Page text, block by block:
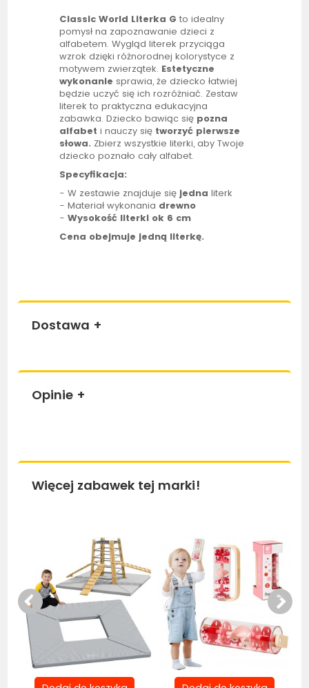
Classic World Literka G to idealny
pomysł na zapoznawanie dzieci z
alfabetem. Wygląd literek przyciąga
wzrok dzięki różnorodnej kolorystyce z
motywem zwierzątek. Estetyczne
wykonanie sprawia, że dziecko łatwiej
będzie uczyć się ich rozróżniać. Zestaw
literek to praktyczna edukacyjna
zabawka. Dziecko bawiąc się pozna
alfabet i nauczy się tworzyć pierwsze
słowa. Zbierz wszystkie literki, aby Twoje
dziecko poznało cały alfabet.
Specyfikacja:
- W zestawie znajduje się jedna literk
- Materiał wykonania drewno
-Wysokość literki ok 6 cm
Cena obejmuje jedną literkę.
Dostawa +
Opinie +
Więcej zabawek tej marki!